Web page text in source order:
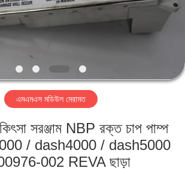
এমএমএস মডিউল মেরামত
সরঞ্জাম NBP রক্ত ​​চাপ পাম্প
/ dash4000 / dash5000
002 REVA ছাড়া